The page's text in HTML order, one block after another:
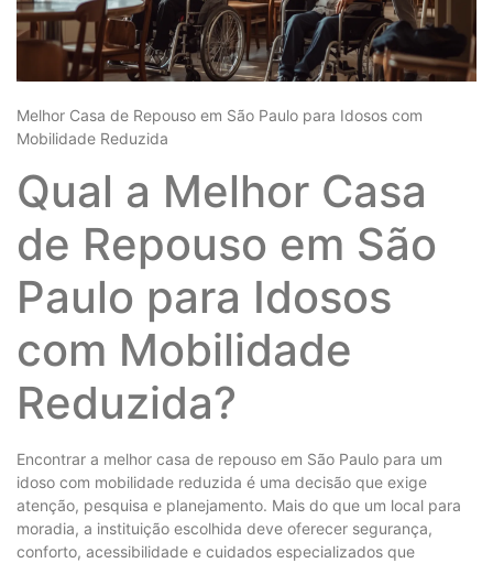
Melhor Casa de Repouso em São Paulo para Idosos com
Mobilidade Reduzida
Qual a Melhor Casa
de Repouso em São
Paulo para Idosos
com Mobilidade
Reduzida?
Encontrar a melhor casa de repouso em São Paulo para um
idoso com mobilidade reduzida é uma decisão que exige
atenção, pesquisa e planejamento. Mais do que um local para
moradia, a instituição escolhida deve oferecer segurança,
conforto, acessibilidade e cuidados especializados que